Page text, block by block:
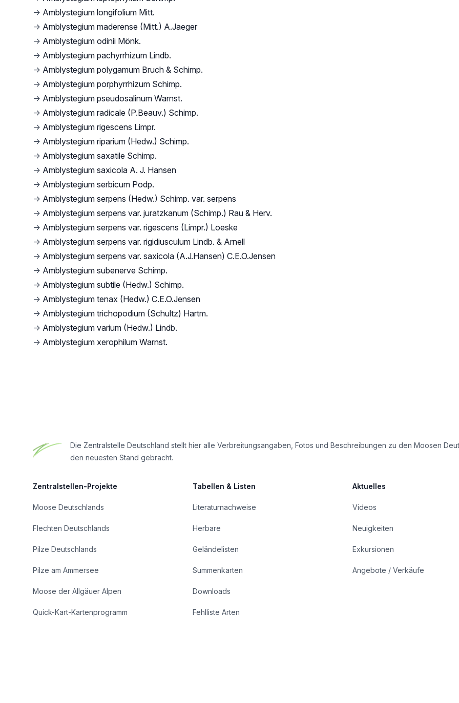
→ Amblystegium longifolium Mitt.
→ Amblystegium maderense (Mitt.) A.Jaeger
→ Amblystegium odinii Mönk.
→ Amblystegium pachyrrhizum Lindb.
→ Amblystegium polygamum Bruch & Schimp.
→ Amblystegium porphyrrhizum Schimp.
→ Amblystegium pseudosalinum Warnst.
→ Amblystegium radicale (P.Beauv.) Schimp.
→ Amblystegium rigescens Limpr.
→ Amblystegium riparium (Hedw.) Schimp.
→ Amblystegium saxatile Schimp.
→ Amblystegium saxicola A. J. Hansen
→ Amblystegium serbicum Podp.
→ Amblystegium serpens (Hedw.) Schimp. var. serpens
→ Amblystegium serpens var. juratzkanum (Schimp.) Rau & Herv.
→ Amblystegium serpens var. rigescens (Limpr.) Loeske
→ Amblystegium serpens var. rigidiusculum Lindb. & Arnell
→ Amblystegium serpens var. saxicola (A.J.Hansen) C.E.O.Jensen
→ Amblystegium subenerve Schimp.
→ Amblystegium subtile (Hedw.) Schimp.
→ Amblystegium tenax (Hedw.) C.E.O.Jensen
→ Amblystegium trichopodium (Schultz) Hartm.
→ Amblystegium varium (Hedw.) Lindb.
→ Amblystegium xerophilum Warnst.
Die Zentralstelle Deutschland stellt hier alle Verbreitungsangaben, Fotos und Beschreibungen zu den Moosen
den neuesten Stand gebracht.
Zentralstellen-Projekte
Moose Deutschlands
Flechten Deutschlands
Pilze Deutschlands
Pilze am Ammersee
Moose der Allgäuer Alpen
Quick-Kart-Kartenprogramm
Tabellen & Listen
Literaturnachweise
Herbare
Geländelisten
Summenkarten
Downloads
Fehlliste Arten
Aktuelles
Videos
Neuigkeiten
Exkursionen
Angebote / Verkäufe